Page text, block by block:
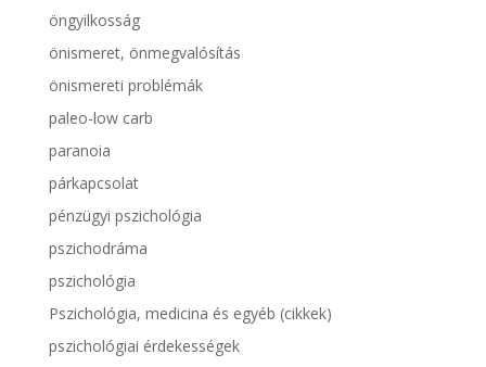
öngyilkosság
önismeret, önmegvalósítás
önismereti problémák
paleo-low carb
paranoia
párkapcsolat
pénzügyi pszichológia
pszichodráma
pszichológia
Pszichológia, medicina és egyéb (cikkek)
pszichológiai érdekességek